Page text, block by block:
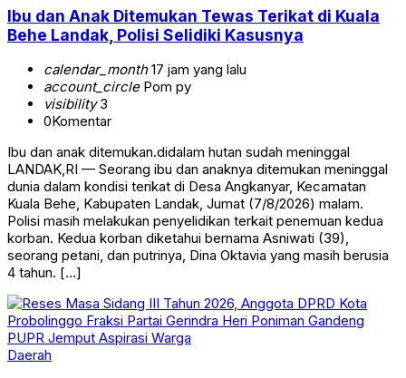
Ibu dan Anak Ditemukan Tewas Terikat di Kuala
Behe Landak, Polisi Selidiki Kasusnya
calendar_month17 jam yang lalu
account_circlePom py
visibility3
0Komentar
Ibu dan anak ditemukan.didalam hutan sudah meninggal
LANDAK,RI — Seorang ibu dan anaknya ditemukan meninggal
dunia dalam kondisi terikat di Desa Angkanyar, Kecamatan
Kuala Behe, Kabupaten Landak, Jumat (7/8/2026) malam.
Polisi masih melakukan penyelidikan terkait penemuan kedua
korban. Kedua korban diketahui bernama Asniwati (39),
seorang petani, dan putrinya, Dina Oktavia yang masih berusia
4 tahun. […]
Daerah